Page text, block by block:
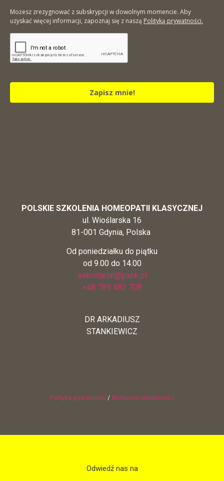
Możesz zrezygnować z subskrypcji w dowolnym momencie. Aby
uzyskać więcej informacji, zapoznaj się z naszą Polityką prywatności.
Zapisz mnie!
POLSKIE SZKOLENIA HOMEOPATII KLASYCZNEJ
ul. Wioślarska 16
81-001 Gdynia, Polska
Od poniedziałku do piątku
od 9.00 do 14.00
sekretariat@pshk.pl
+48 789 482 708
DR ARKADIUSZ
STANKIEWICZ
Polityka prywatności / Archiwum wiadomości
Odwiedź nas na